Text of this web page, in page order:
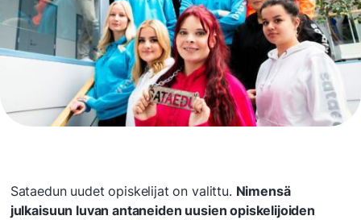
Sataedun uudet opiskelijat on valittu. Nimensä
julkaisuun luvan antaneiden uusien opiskelijoiden